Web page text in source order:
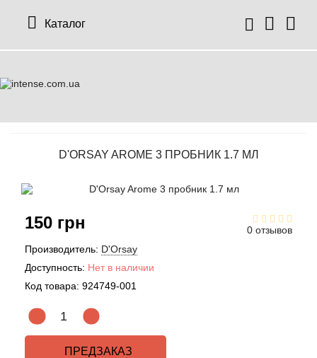
Каталог
D'ORSAY AROME 3 ПРОБНИК 1.7 МЛ
0 отзывов
150 грн
Производитель: D'Orsay
Доступность: Нет в наличии
Код товара: 924749-001
ПРЕДЗАКАЗ